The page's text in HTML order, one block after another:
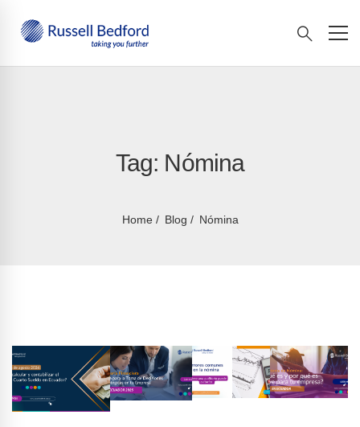
Tag: Nómina
Home Blog Nómina